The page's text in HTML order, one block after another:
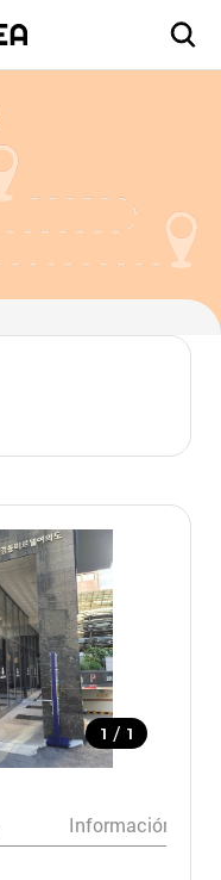
1 / 1
Información